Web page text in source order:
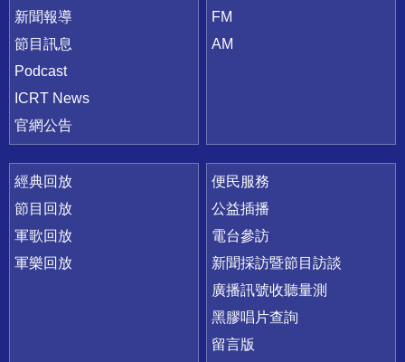
新聞報導
節目訊息
Podcast
ICRT News
官網公告
FM
AM
經典回放
節目回放
軍歌回放
軍樂回放
便民服務
公益插播
電台參訪
新聞採訪暨節目訪談
廣播訊號收聽量測
黑膠唱片查詢
留言版